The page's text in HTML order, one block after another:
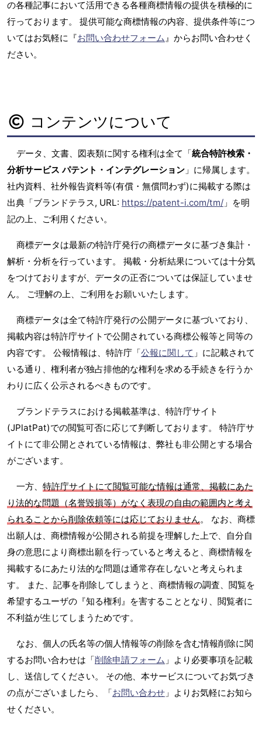
の各種記事において活用できる各種商標情報の提供を積極的に
行っております。 提供可能な商標情報の内容、提供条件等につ
いてはお気軽に『お問い合わせフォーム 』からお問い合わせく
ださい。
コンテンツについて
データ、文書、図表類に関する権利は全て「統合特許検索・
分析サービス パテント・インテグレーション 」に帰属します。
社内資料、社外報告資料等(有償・無償問わず)に掲載する際は
出典「ブランドテラス, URL: https://patent-i.com/tm/ 」を明
記の上、ご利用ください。
商標データは最新の特許庁発行の商標データに基づき集計・
解析・分析を行っています。 掲載・分析結果については十分気
をつけておりますが、データの正否については保証していませ
ん。 ご理解の上、ご利用をお願いいたします。
商標データは全て特許庁発行の公開データに基づいており、
掲載内容は特許庁サイトで公開されている商標公報等と同等の
内容です。 公報情報は、特許庁「公報に関して 」に記載されて
いる通り、権利者が独占排他的な権利を求める手続きを行うか
わりに広く公示されるべきものです。
ブランドテラスにおける掲載基準は、特許庁サイト
(JPlatPat)での閲覧可否に応じて判断しております。 特許庁サ
イトにて非公開とされている情報は、弊社も非公開とする場合
がございます。
一方、 特許庁サイトにて閲覧可能な情報は通常、掲載にあた
り法的な問題（名誉毀損等）がなく表現の自由の範囲内と考え
られることから削除依頼等には応じておりません。 なお、商標
出願人は、商標情報が公開される前提を理解した上で、自分自
身の意思により商標出願を行っていると考えると、商標情報を
掲載するにあたり法的な問題は通常存在しないと考えられま
す。 また、記事を削除してしまうと、商標情報の調査、閲覧を
希望するユーザの『知る権利』を害することとなり、閲覧者に
不利益が生じてしまうためです。
なお、個人の氏名等の個人情報等の削除を含む情報削除に関
するお問い合わせは「削除申請フォーム 」より必要事項を記載
し、送信してください。 その他、本サービスについてお気づき
の点がございましたら、「お問い合わせ 」よりお気軽にお知ら
せください。